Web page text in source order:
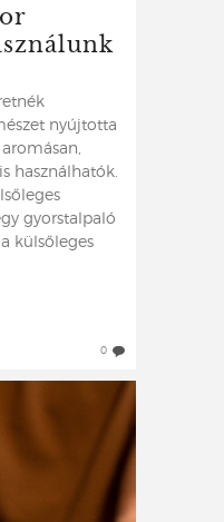
nyújtotta
használhatók.
gyorstalpaló
külsőleges
0